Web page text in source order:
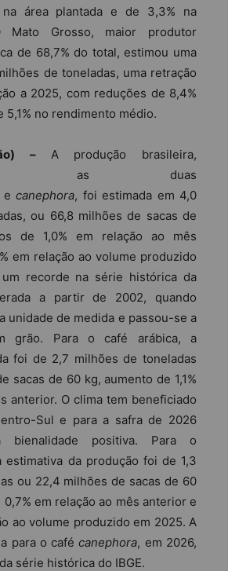
área plantada e de 3,3% na
Mato Grosso, maior produtor
de 68,7% do total, estimou uma
de toneladas, uma retração
a 2025, com reduções de 8,4%
5,1% no rendimento médio.
– A produção brasileira,
se as duas
ecanephora, foi estimada em 4,0
ou 66,8 milhões de sacas de
de 1,0% em relação ao mês
em relação ao volume produzido
recorde na série histórica da
a partir de 2002, quando
unidade de medida e passou-se a
grão. Para o café arábica, a
foi de 2,7 milhões de toneladas
sacas de 60 kg, aumento de 1,1%
anterior. O clima tem beneficiado
Sul e para a safra de 2026
bienalidade positiva. Para o
estimativa da produção foi de 1,3
ou 22,4 milhões de sacas de 60
em relação ao mês anterior e
ao volume produzido em 2025. A
para o cafécanephora, em 2026,
série histórica do IBGE.